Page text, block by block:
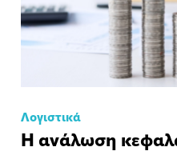
Λογιστικά
Η ανάλωση